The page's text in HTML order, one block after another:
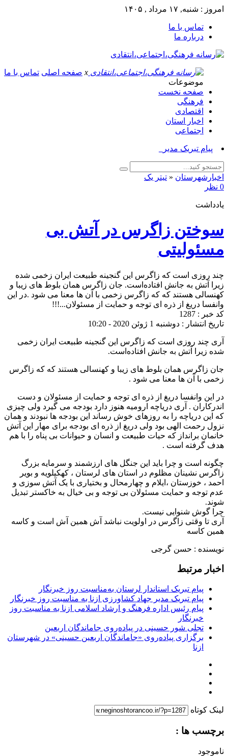
امروز : شنبه, ۱۷ مرداد , ۱۴۰۵
تماس با ما
درباره ما
x صفحه اصلی تماس با ما
موضوعات
صفحه نخست
فرهنگی
اقتصادی
اخبار استان
اجتماعی
پیام تبریک مدیر جهاد _
اخبارشهرستان « تیتر یک
0 نظر
یادداشت
سوختن زاگرس در آتش بی
مسئولیتی
چند روزی است که زاگرس این گنجینه طبیعت ایران زخمی شده
زیرا آتش به جانش افتاده‌است. جان زاگرس همان بلوط های زیبا و
کهنسالی هستند که که زاگرس زخمی با آن ها معنا می شود .در این
وانفسا دریغ از ذره ای توجه و حمایت از مسئولان...!!!
کد خبر : 1287
تاریخ انتشار : دوشنبه 1 ژوئن 2020 - 10:20
آری چند روزی است که زاگرس این گنجینه طبیعت ایران زخمی
شده زیرا آتش به جانش افتاده‌است.
جان زاگرس همان بلوط های زیبا و کهنسالی هستند که که زاگرس
زخمی با آن ها معنا می شود .
در این وانفسا دریغ از ذره ای توجه و حمایت از مسئولان و دست
اندرکاران . آری دریاچه ارومیه هنوز دارد بودجه می گیرد ولی چیزی
که این دریاچه را به روزهای خوش رساند این بودجه ها نبودند و همان
نزول رحمت الهی بود ولی دریغ از ذره ای بودجه برای مهار این آتش
خانمان برانداز که حیات طبیعت و انسان و حیوانات بی پناه را با هم
هدف گرفته است .
چگونه است و چرا باید این جنگل های ارزشمند و سرمایه بزرگ
زاگرس نشینان مظلوم در استان های لرستان ، کهکیلویه و بویر
احمد ، خوزستان ،ایلام و چهارمحال و بختیاری با یک آتش سوزی و
عدم توجه و حمایت مسئولان بی توجه و بی خیال به خاکستر تبدیل
شوند.
چرا گوش شنوایی نیست.
آری تا وقتی زاگرس در اولویت نباشد آش همین آش است و کاسه
همین کاسه
نویسنده : حسن گرجی
اخبار مرتبط
پیام تبریک استاندار لرستان به‌مناسبت روز خبرنگار
پیام تبریک مدیر جهاد کشاورزی ازنا به مناسبت روز خبرنگار
پیام رئیس اداره فرهنگ و ارشاد اسلامی ازنا به مناسبت روز
خبرنگار
تجلی شور حسینی در پیاده‌روی جاماندگان اربعین
برگزاری پیاده‌روی «جاماندگان اربعین حسینی» در شهرستان
ازنا
لینک کوتاه
برچسب ها :
ناموجود